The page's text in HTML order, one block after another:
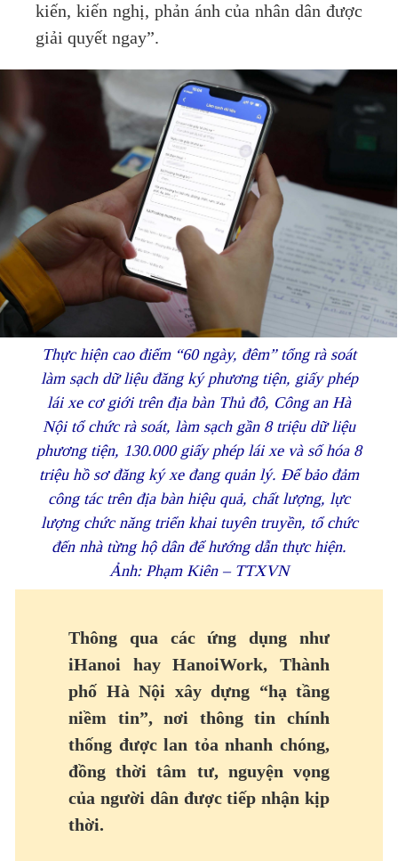
kiến, kiến nghị, phản ánh của nhân dân được
giải quyết ngay”.
Thực hiện cao điểm “60 ngày, đêm” tổng rà soát
làm sạch dữ liệu đăng ký phương tiện, giấy phép
lái xe cơ giới trên địa bàn Thủ đô, Công an Hà
Nội tổ chức rà soát, làm sạch gần 8 triệu dữ liệu
phương tiện, 130.000 giấy phép lái xe và số hóa 8
triệu hồ sơ đăng ký xe đang quản lý. Để bảo đảm
công tác trên địa bàn hiệu quả, chất lượng, lực
lượng chức năng triển khai tuyên truyền, tổ chức
đến nhà từng hộ dân để hướng dẫn thực hiện.
Ảnh: Phạm Kiên – TTXVN
Thông qua các ứng dụng như
iHanoi hay HanoiWork, Thành
phố Hà Nội xây dựng “hạ tầng
niềm tin”, nơi thông tin chính
thống được lan tỏa nhanh chóng,
đồng thời tâm tư, nguyện vọng
của người dân được tiếp nhận kịp
thời.